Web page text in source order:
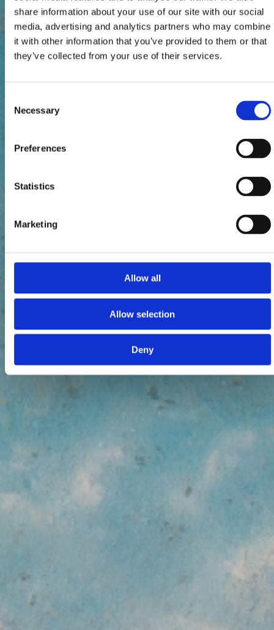
share information about your use of our site with our social
media, advertising and analytics partners who may combine
it with other information that you’ve provided to them or that
they’ve collected from your use of their services.
Selection
Necessary
Preferences
Statistics
Marketing
Allow all
Allow selection
Deny